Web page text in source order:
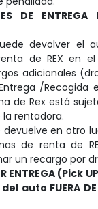
DE
devolver el
de REX en
adicionales
/Recogida
de Rex está
rentadora.
devuelve en otro
de renta de
un recargo por
ENTREGA (Pick
auto FUERA DE